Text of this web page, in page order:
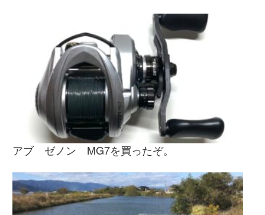
アブ ゼノン MG7を買ったぞ。